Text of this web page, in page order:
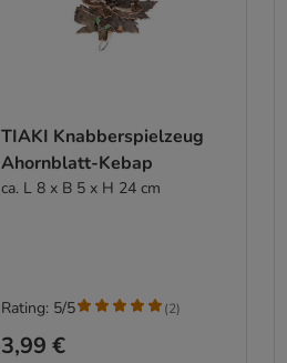
TIAKI Knabberspielzeug
Ahornblatt-Kebap
ca. L 8 x B 5 x H 24 cm
3,99 €
Rating: 5/5 (2)